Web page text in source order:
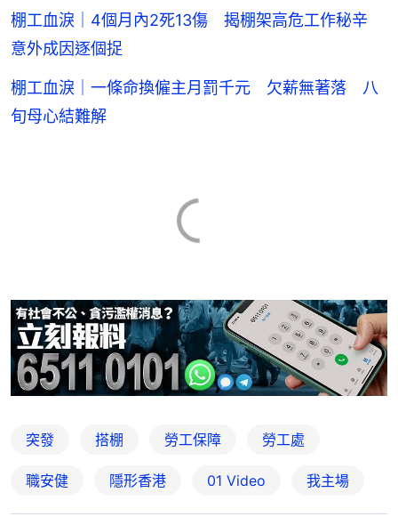
棚工血淚｜4個月內2死13傷 揭棚架高危工作秘辛
意外成因逐個捉
棚工血淚｜一條命換僱主月罰千元 欠薪無著落 八
旬母心結難解
突發 搭棚 勞工保障 勞工處
職安健 隱形香港 01 Video 我主場